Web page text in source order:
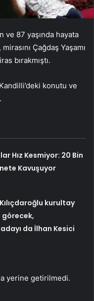
ve 87 yaşında hayata
Çağdaş Yaşamı
bırakmıştı.
konutu ve
Hız Kesmiyor: 20 Bin
Kavuşuyor
kurultay
da İlhan Kesici
yerine getirilmedi.